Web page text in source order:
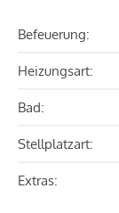
Befeuerung:
Heizungsart:
Bad:
Stellplatzart:
Extras: